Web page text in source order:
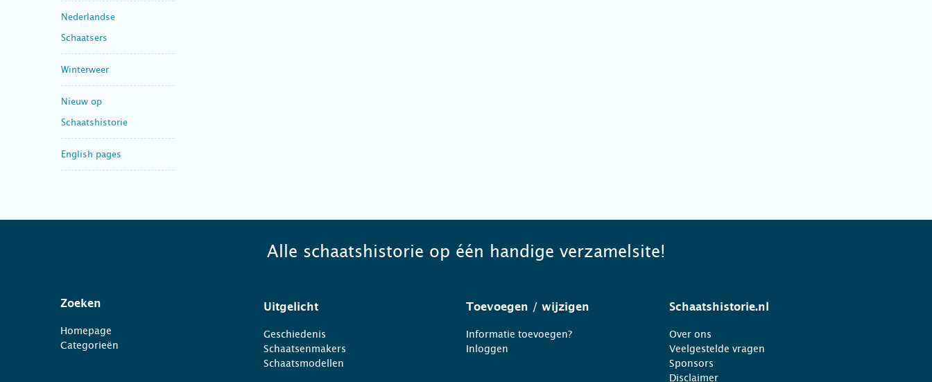
Nederlandse
Schaatsers
Winterweer
Nieuw op
Schaatshistorie
English pages
Alle schaatshistorie op één handige verzamelsite!
Zoeken
Homepage
Categorieën
Uitgelicht
Geschiedenis
Schaatsenmakers
Schaatsmodellen
Toevoegen / wijzigen
Informatie toevoegen?
Inloggen
Schaatshistorie.nl
Over ons
Veelgestelde vragen
Sponsors
Disclaimer